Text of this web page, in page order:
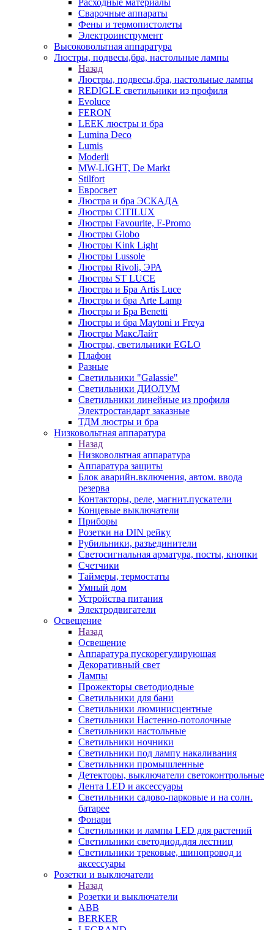
Расходные материалы
Сварочные аппараты
Фены и термопистолеты
Электроинструмент
Высоковольтная аппаратура
Люстры, подвесы,бра, настольные лампы
Назад
Люстры, подвесы,бра, настольные лампы
REDIGLE светильники из профиля
Evoluce
FERON
LEEK люстры и бра
Lumina Deco
Lumis
Moderli
MW-LIGHT, De Markt
Stilfort
Евросвет
Люстра и бра ЭСКАДА
Люстры CITILUX
Люстры Favourite, F-Promo
Люстры Globo
Люстры Kink Light
Люстры Lussole
Люстры Rivoli, ЭРА
Люстры ST LUCE
Люстры и Бра Artis Luce
Люстры и бра Arte Lamp
Люстры и Бра Benetti
Люстры и бра Maytoni и Freya
Люстры МаксЛайт
Люстры, светильники EGLO
Плафон
Разные
Светильники "Galassie"
Светильники ДИОЛУМ
Светильники линейные из профиля
Электростандарт заказные
ТДМ люстры и бра
Низковольтная аппаратура
Назад
Низковольтная аппаратура
Аппаратура защиты
Блок аварийн.включения, автом. ввода
резерва
Контакторы, реле, магнит.пускатели
Концевые выключатели
Приборы
Розетки на DIN рейку
Рубильники, разъединители
Светосигнальная арматура, посты, кнопки
Счетчики
Таймеры, термостаты
Умный дом
Устройства питания
Электродвигатели
Освещение
Назад
Освещение
Аппаратура пускорегулирующая
Декоративный свет
Лампы
Прожекторы светодиодные
Светильники для бани
Светильники люминисцентные
Светильники Настенно-потолочные
Светильники настольные
Светильники ночники
Светильники под лампу накаливания
Светильники промышленные
Детекторы, выключатели светоконтрольные
Лента LED и аксессуары
Светильники садово-парковые и на солн.
батарее
Фонари
Светильники и лампы LED для растений
Светильники светодиод.для лестниц
Светильники трековые, шинопровод и
аксессуары
Розетки и выключатели
Назад
Розетки и выключатели
ABB
BERKER